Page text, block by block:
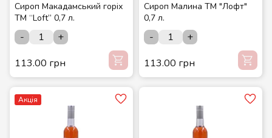
Сироп Макадамський горіх
ТМ “Loft” 0,7 л.
-
+
113.00 грн
Сироп Малина ТМ "Лофт"
0,7 л.
-
+
113.00 грн
Акція